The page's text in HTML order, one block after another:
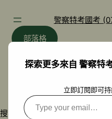
警察特考國考
部落格
搜尋
探索更多來自 警察特
立即訂閱即可
Type
your